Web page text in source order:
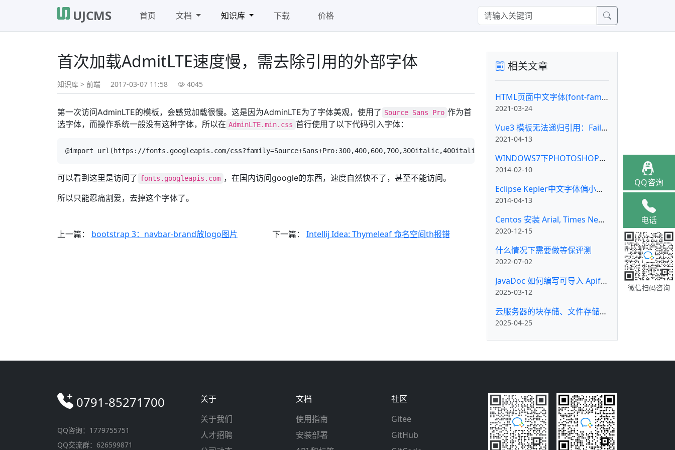
UJCMS 首页 文档 知识库 下载 价格
首次加载AdmitLTE速度慢，需去除引用的外部字体
知识库 > 前端 2017-03-07 11:58 4045
第一次访问AdminLTE的模板，会感觉加载很慢。这是因为AdminLTE为了字体美观，使用了 Source Sans Pro 作为首
选字体，而操作系统一般没有这种字体，所以在 AdminLTE.min.css 首行使用了以下代码引入字体：
可以看到这里是访问了 fonts.googleapis.com ，在国内访问google的东西，速度自然快不了，甚至不能访问。
所以只能忍痛割爱，去掉这个字体了。
上一篇： bootstrap 3：navbar-brand放logo图片 下一篇： Intellij Idea: Thymeleaf 命名空间th报错
相关文章
HTML页面中文字体(font-family)的CSS设置
2021-03-24
Vue3 模板无法递归引用：Failed to resolve component: _self
2021-04-13
WINDOWS7下PHOTOSHOP字体安装
2014-02-10
Eclipse Kepler中文字体偏小的解决办法
2014-04-13
Centos 安装 Arial, Times New Roman 等微软字体
2020-12-15
什么情况下需要做等保评测
2022-07-02
JavaDoc 如何编写可导入 Apifox 的代码块注释
2025-03-12
云服务器的块存储、文件存储和对象存储的区别
2025-04-25
0791-85271700
QQ咨询：1779755751
QQ交流群：626599871
关于
关于我们
人才招聘
文档
使用指南
安装部署
社区
Gitee
GitHub
QQ咨询
电话
微信扫码咨询